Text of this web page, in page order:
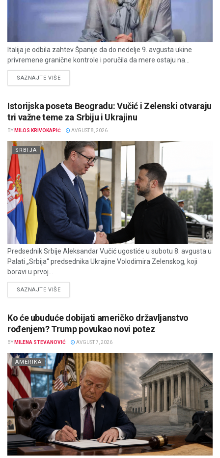
Italija je odbila zahtev Španije da do nedelje 9. avgusta ukine
privremene granične kontrole i poručila da mere ostaju na...
SAZNAJTE VIŠEDETAILS
Istorijska poseta Beogradu: Vučić i Zelenski otvaraju
tri važne teme za Srbiju i Ukrajinu
BY MILOS KRIVOKAPIĆ AVGUST 8, 2026
SRBIJA
Predsednik Srbije Aleksandar Vučić ugostiće u subotu 8. avgusta u
Palati „Srbija“ predsednika Ukrajine Volodimira Zelenskog, koji
boravi u prvoj...
SAZNAJTE VIŠEDETAILS
Ko će ubuduće dobijati američko državljanstvo
rođenjem? Trump povukao novi potez
BY MILENA STEVANOVIĆ AVGUST 7, 2026
AMERIKA